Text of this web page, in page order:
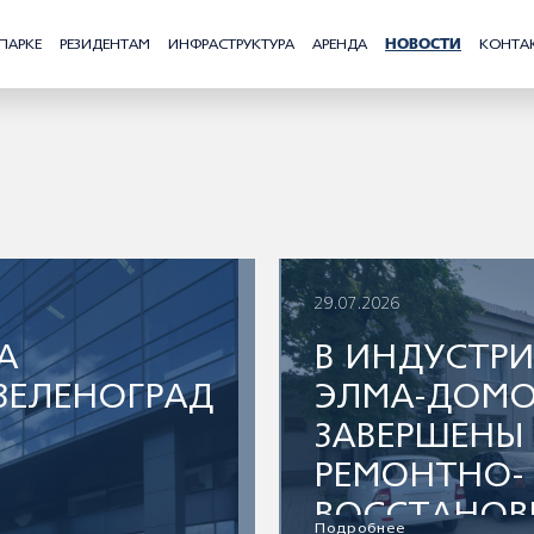
РЕЗИДЕНТАМ ИНФРАСТРУКТУРА АРЕНДА НОВОСТИ
29.07.2026
В
ЭЛМА-
РЕМОНТНО-
Подробнее